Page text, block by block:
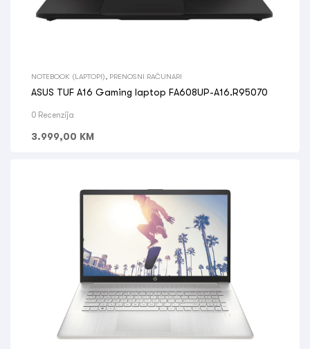
NOTEBOOK (LAPTOPI) PRENOSNI RAČUNARI
ASUS TUF A16 Gaming laptop FA608UP-A16.R95070
0 Recenzija
3.999,00 KM